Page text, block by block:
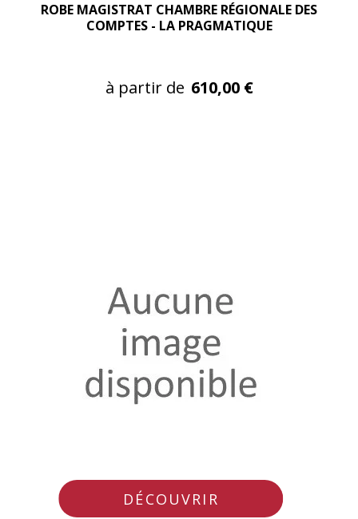
ROBE MAGISTRAT CHAMBRE RÉGIONALE DES
COMPTES - LA PRAGMATIQUE
à partir de 610,00 €
DÉCOUVRIR